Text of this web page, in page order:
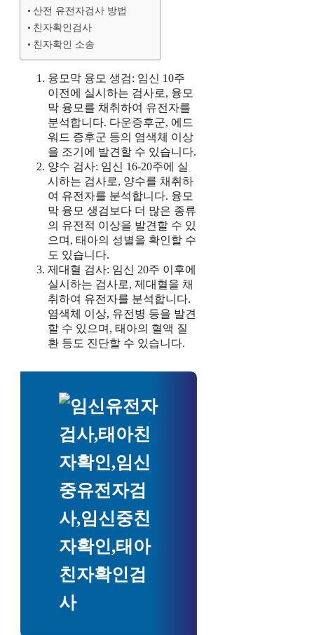
산전 유전자검사 방법
친자확인검사
친자확인 소송
융모막 융모 생검: 임신 10주
이전에 실시하는 검사로, 융모
막 융모를 채취하여 유전자를
분석합니다. 다운증후군, 에드
워드 증후군 등의 염색체 이상
을 조기에 발견할 수 있습니다.
양수 검사: 임신 16-20주에 실
시하는 검사로, 양수를 채취하
여 유전자를 분석합니다. 융모
막 융모 생검보다 더 많은 종류
의 유전적 이상을 발견할 수 있
으며, 태아의 성별을 확인할 수
도 있습니다.
제대혈 검사: 임신 20주 이후에
실시하는 검사로, 제대혈을 채
취하여 유전자를 분석합니다.
염색체 이상, 유전병 등을 발견
할 수 있으며, 태아의 혈액 질
환 등도 진단할 수 있습니다.